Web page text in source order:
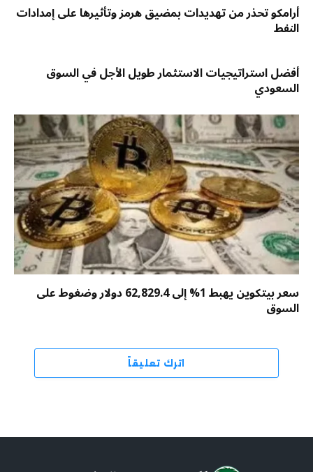
أرامكو تحذر من تهديدات بمضيق هرمز وتأثيرها على إمدادات
النفط
أفضل استراتيجيات الاستثمار طويل الأجل في السوق
السعودي
سعر بيتكوين يهبط 1% إلى 62,829.4 دولار وضغوط على
السوق
اترك تعليقاً